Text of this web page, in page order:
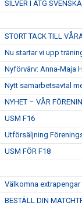
SILVER I ATG
STORT TACK TILL
Nu startar vi upp
Nyförvärv: Anna-Maja
Nytt samarbetsavtal
NYHET – VÅR
USM F16
Utförsäljning
USM FÖR F18
Välkomna
BESTÄLL DIN